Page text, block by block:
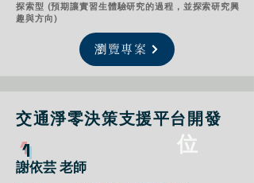
探索型 (預期讓實習生體驗研究的過程，並探索研究興
趣與方向)
瀏覽專案
交通淨零決策支援平台開發
1 位
謝依芸 老師